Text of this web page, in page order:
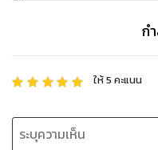
ก
ให้5 คะแนน